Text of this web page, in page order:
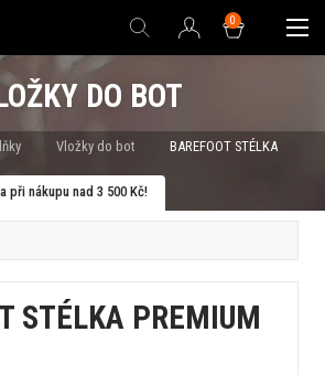
0
DO BOT
Vložky do bot
BAREFOOT STÉLKA
při nákupu nad 3 500 Kč!
STÉLKA PREMIUM